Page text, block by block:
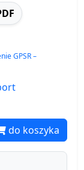
GPSR –
do koszyka